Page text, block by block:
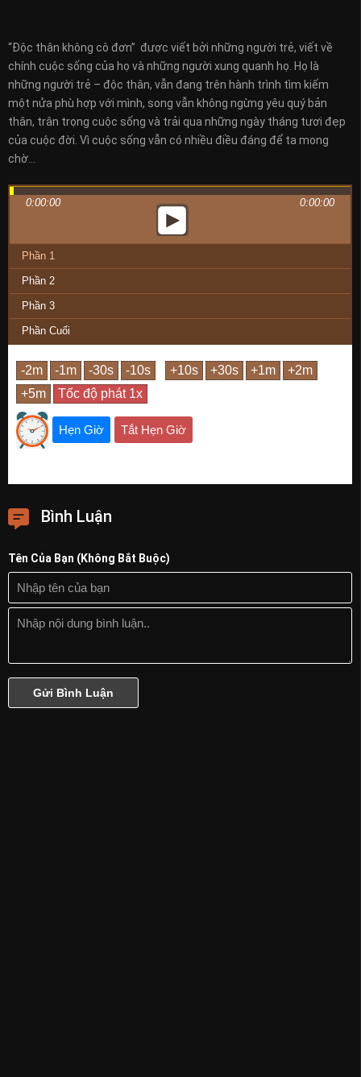
“Độc thân không cô đơn” được viết bởi những người trẻ, viết về
chính cuộc sống của họ và những người xung quanh họ. Họ là
những người trẻ – độc thân, vẫn đang trên hành trình tìm kiếm
một nửa phù hợp với mình, song vẫn không ngừng yêu quý bản
thân, trân trọng cuộc sống và trải qua những ngày tháng tươi đẹp
của cuộc đời. Vì cuộc sống vẫn có nhiều điều đáng để ta mong
chờ…
0:00:00 0:00:00
Phần 1
Phần 2
Phần 3
Phần Cuối
Hẹn Giờ Tắt Hẹn Giờ
Bình Luận
Tên Của Bạn (Không Bắt Buộc)